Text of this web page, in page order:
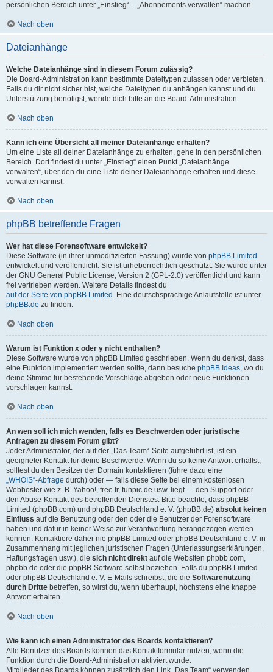
persönlichen Bereich unter „Einstieg“ – „Abonnements verwalten“ machen.
Nach oben
Dateianhänge
Welche Dateianhänge sind in diesem Forum zulässig?
Die Board-Administration kann bestimmte Dateitypen zulassen oder verbieten.
Falls du dir nicht sicher bist, welche Dateitypen du anhängen kannst und du
Unterstützung benötigst, wende dich bitte an die Board-Administration.
Nach oben
Kann ich eine Übersicht all meiner Dateianhänge erhalten?
Um eine Liste all deiner Dateianhänge zu erhalten, gehe in den persönlichen
Bereich. Dort findest du unter „Einstieg“ einen Punkt „Dateianhänge
verwalten“, über den du eine Liste deiner Dateianhänge erhalten und diese
verwalten kannst.
Nach oben
phpBB betreffende Fragen
Wer hat diese Forensoftware entwickelt?
Diese Software (in ihrer unmodifizierten Fassung) wurde von phpBB Limited
entwickelt und veröffentlicht. Sie ist urheberrechtlich geschützt. Sie wurde unter
der GNU General Public License, Version 2 (GPL-2.0) veröffentlicht und kann
frei vertrieben werden. Weitere Details findest du
auf der Seite von phpBB Limited . Eine deutschsprachige Anlaufstelle ist unter
phpBB.de zu finden.
Nach oben
Warum ist Funktion x oder y nicht enthalten?
Diese Software wurde von phpBB Limited geschrieben. Wenn du denkst, dass
eine Funktion implementiert werden sollte, dann besuche phpBB Ideas, wo du
deine Stimme für bestehende Vorschläge abgeben oder neue Funktionen
vorschlagen kannst.
Nach oben
An wen soll ich mich wenden, falls es Beschwerden oder juristische
Anfragen zu diesem Forum gibt?
Jeder Administrator, der auf der „Das Team“-Seite aufgeführt ist, ist ein
geeigneter Kontakt für deine Beschwerde. Wenn du so keine Antwort erhältst,
solltest du den Besitzer der Domain kontaktieren (führe dazu eine
„WHOIS“-Abfrage durch) oder — falls diese Seite bei einem kostenlosen
Webhoster wie z. B. Yahoo!, free.fr, funpic.de usw. liegt — den Support oder
den Abuse-Kontakt des betreffenden Dienstes. Bitte beachte, dass phpBB
Limited (phpBB.com) und phpBB Deutschland e. V. (phpBB.de) absolut keinen
Einfluss auf die Benutzung oder den oder die Benutzer der Forensoftware
haben und dafür in keiner Weise zur Verantwortung herangezogen werden
können. Kontaktiere daher nie phpBB Limited oder phpBB Deutschland e. V. in
Zusammenhang mit jeglichen juristischen Fragen (Unterlassungserklärungen,
Haftungsfragen usw.), die sich nicht direkt auf die Websiten phpbb.com,
phpbb.de oder die phpBB-Software selbst beziehen. Falls du phpBB Limited
oder phpBB Deutschland e. V. E-Mails schreibst, die die Softwarenutzung
durch Dritte betreffen, so wirst du, wenn überhaupt, höchstens eine knappe
Antwort erhalten.
Nach oben
Wie kann ich einen Administrator des Boards kontaktieren?
Alle Benutzer des Boards können das Kontaktformular nutzen, wenn die
Funktion durch die Board-Administration aktiviert wurde.
Mitglieder des Boards können zusätzlich den Link „Das Team“ verwenden.